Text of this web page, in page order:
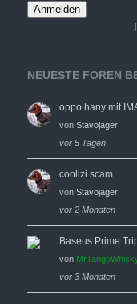
NEUESTE FOREN
oppo hany mit
von Stavojager
vor 5 Tagen
coolizi scam
von Stavojager
vor 2 Monaten
Baseus Prime
von
vor 3 Monaten